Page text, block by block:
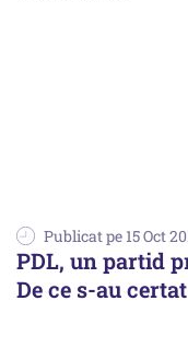
Publicat pe 15 Oct
PDL, un partid
De ce s-au